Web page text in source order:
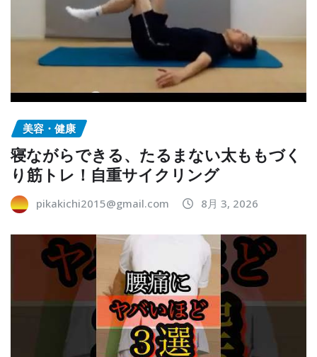
美容・健康
寝ながらできる、たるまない太ももづく
り筋トレ！自重サイクリング
pikakichi2015@gmail.com 8月 3, 2026